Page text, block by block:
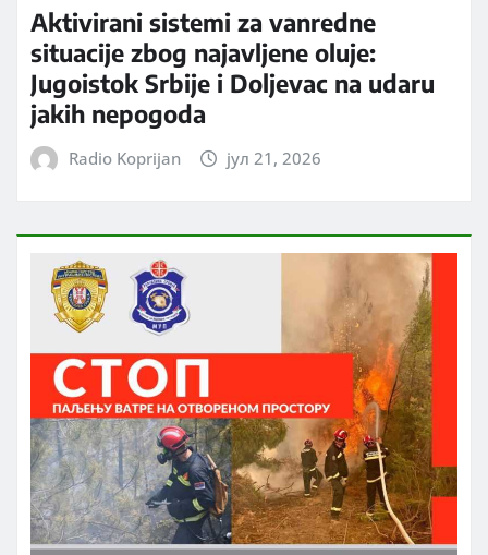
Aktivirani sistemi za vanredne
situacije zbog najavljene oluje:
Jugoistok Srbije i Doljevac na udaru
jakih nepogoda
Radio Koprijan јул 21, 2026